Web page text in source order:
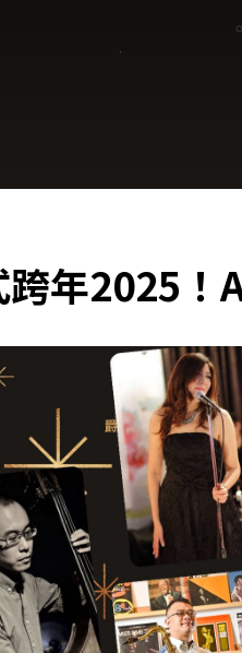
跨年2025